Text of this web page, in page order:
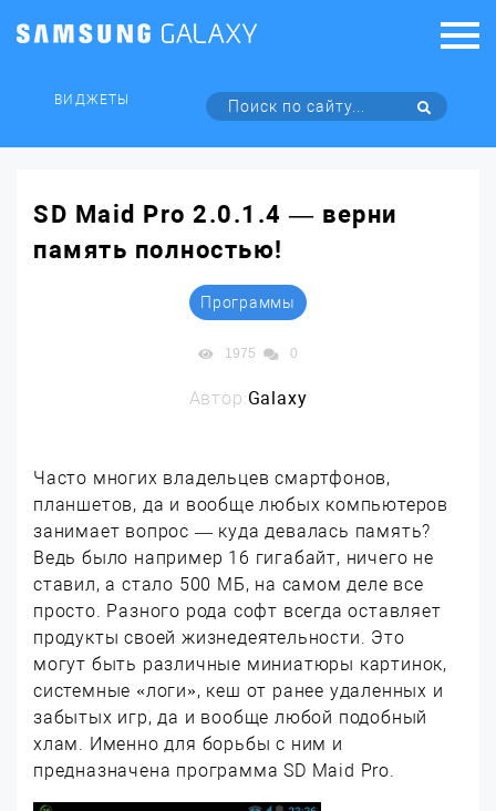
ВИДЖЕТЫ
SD Maid Pro 2.0.1.4 — верни
память полностью!
Программы
1975 0
Автор:Galaxy
Часто многих владельцев смартфонов,
планшетов, да и вообще любых компьютеров
занимает вопрос — куда девалась память?
Ведь было например 16 гигабайт, ничего не
ставил, а стало 500 МБ, на самом деле все
просто. Разного рода софт всегда оставляет
продукты своей жизнедеятельности. Это
могут быть различные миниатюры картинок,
системные «логи», кеш от ранее удаленных и
забытых игр, да и вообще любой подобный
хлам. Именно для борьбы с ним и
предназначена программа SD Maid Pro.